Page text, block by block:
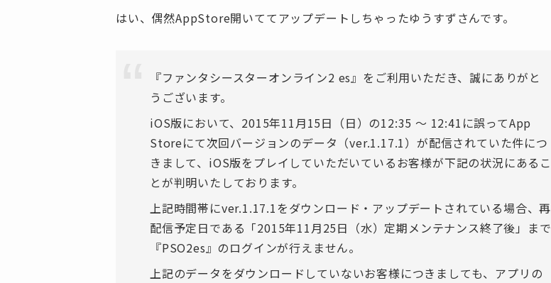
はい、偶然AppStore開いててアップデートしちゃったゆうすずさんです。
『ファンタシースターオンライン2 es』をご利用いただき、誠にありがと
うございます。
iOS版において、2015年11月15日（日）の12:35 ～ 12:41に誤ってApp
Storeにて次回バージョンのデータ（ver.1.17.1）が配信されていた件につ
きまして、iOS版をプレイしていただいているお客様が下記の状況にあるこ
とが判明いたしております。
上記時間帯にver.1.17.1をダウンロード・アップデートされている場合、再
配信予定日である「2015年11月25日（水）定期メンテナンス終了後」まで
『PSO2es』のログインが行えません。
上記のデータをダウンロードしていないお客様につきましても、アプリの